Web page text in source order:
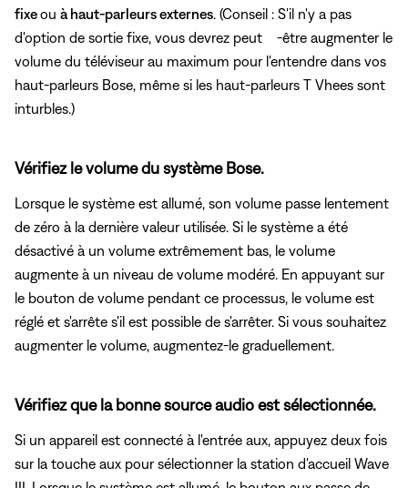
fixeou à haut-parleurs externes. (Conseil : S'il n'y a pas
d'option de sortie fixe, vous devrez peut -être augmenter le
volume du téléviseur au maximum pour l'entendre dans vos
haut-parleurs Bose, même si les haut-parleurs T Vhees sont
inturbles.)
Vérifiez le volume du système Bose.
Lorsque le système est allumé, son volume passe lentement
de zéro à la dernière valeur utilisée. Si le système a été
désactivé à un volume extrêmement bas, le volume
augmente à un niveau de volume modéré. En appuyant sur
le bouton de volume pendant ce processus, le volume est
réglé et s'arrête s'il est possible de s'arrêter. Si vous souhaitez
augmenter le volume, augmentez-le graduellement.
Vérifiez que la bonne source audio est sélectionnée.
Si un appareil est connecté à l'entrée aux, appuyez deux fois
sur la touche aux pour sélectionner la station d'accueil Wave